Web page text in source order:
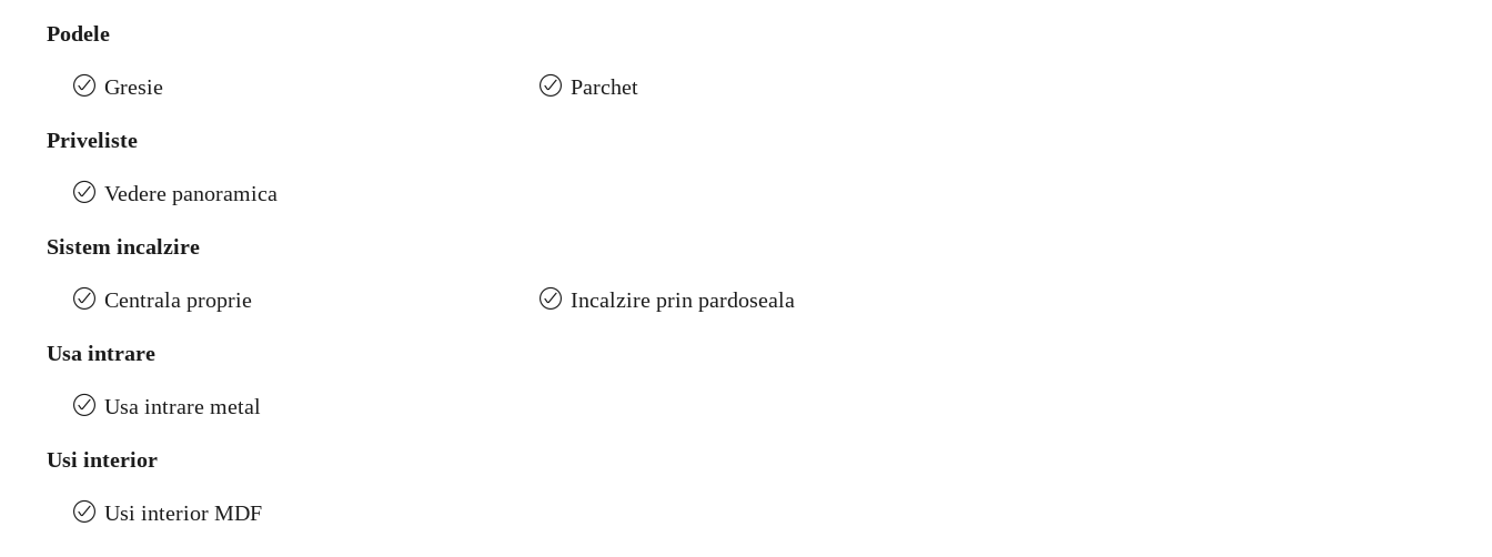
Podele
Gresie Parchet
Priveliste
Vedere panoramica
Sistem incalzire
Centrala proprie Incalzire prin pardoseala
Usa intrare
Usa intrare metal
Usi interior
Usi interior MDF